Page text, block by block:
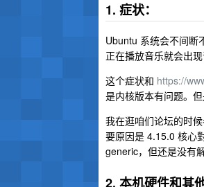
1. 症状：
Ubuntu 系统会不间断
正在播放音乐就会出
这个症状和 https://
是内核版本有问题。
我在逛咱们论坛的时
要原因是 4.15.0 核心
generic，但还是没有
2. 本机硬件和其